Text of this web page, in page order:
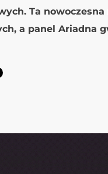
Ta
a panel Ariadna